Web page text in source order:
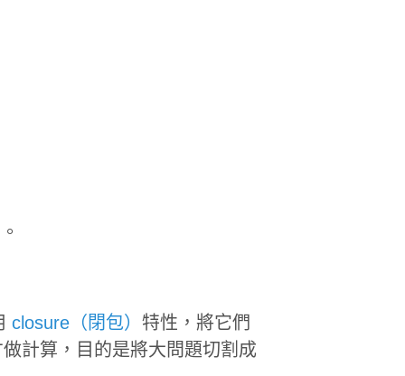
closure（閉包） 特性，將它們
計算，目的是將大問題切割成